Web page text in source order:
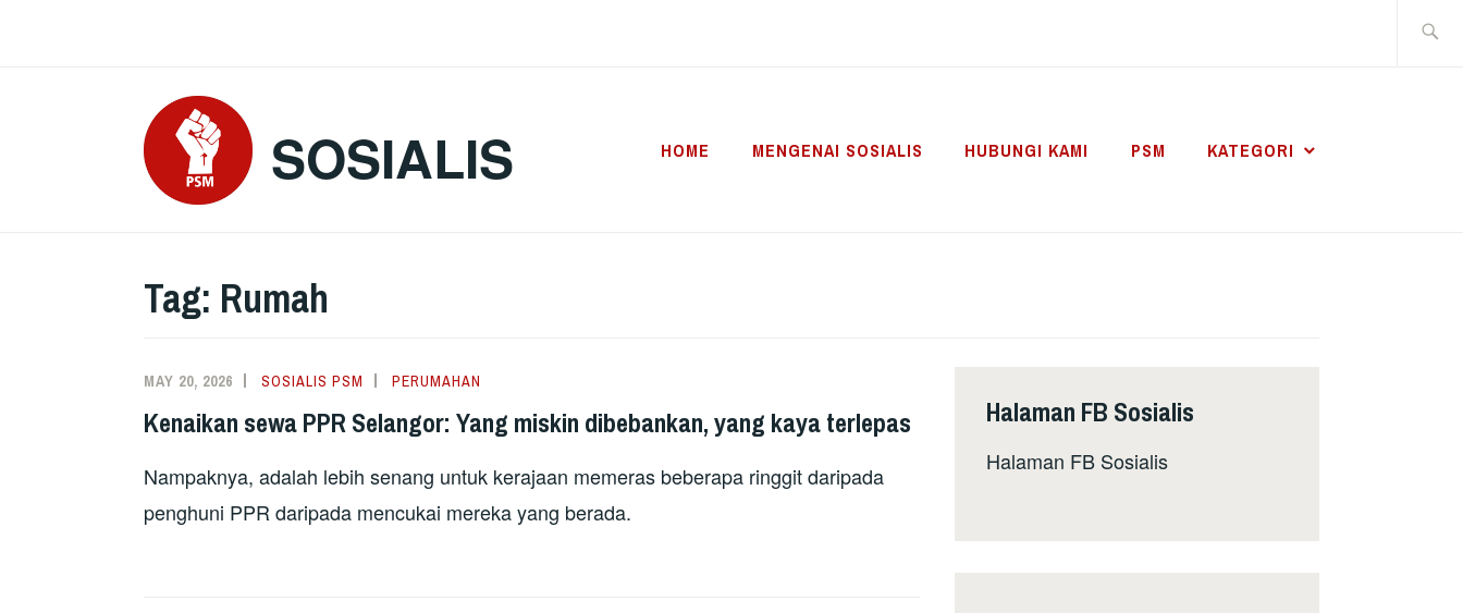
SOSIALIS HOME MENGENAI SOSIALIS HUBUNGI KAMI PSM KATEGORI
Tag: Rumah
MAY 20, 2026 SOSIALIS PSM PERUMAHAN
Kenaikan sewa PPR Selangor: Yang miskin dibebankan, yang kaya terlepas
Nampaknya, adalah lebih senang untuk kerajaan memeras beberapa ringgit daripada
penghuni PPR daripada mencukai mereka yang berada.
Halaman FB Sosialis
Halaman FB Sosialis